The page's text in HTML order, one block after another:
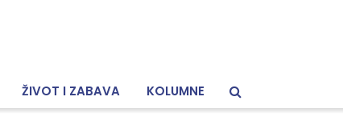
ŽIVOT I ZABAVA KOLUMNE